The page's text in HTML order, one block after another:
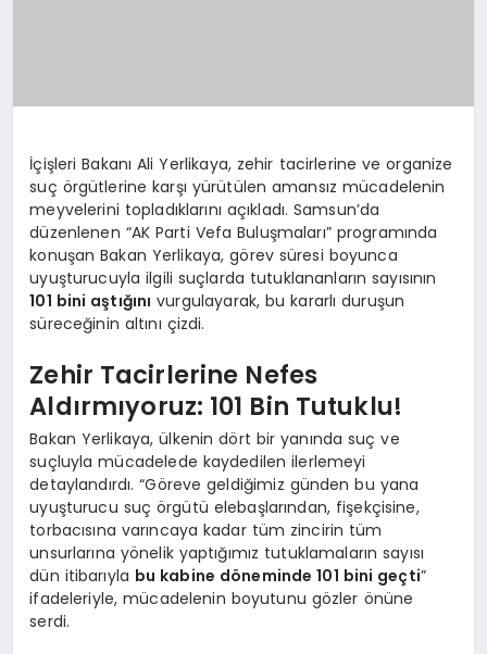
İçişleri Bakanı Ali Yerlikaya, zehir tacirlerine ve organize
suç örgütlerine karşı yürütülen amansız mücadelenin
meyvelerini topladıklarını açıkladı. Samsun’da
düzenlenen “AK Parti Vefa Buluşmaları” programında
konuşan Bakan Yerlikaya, görev süresi boyunca
uyuşturucuyla ilgili suçlarda tutuklananların sayısının
101 bini aştığını vurgulayarak, bu kararlı duruşun
süreceğinin altını çizdi.
Zehir Tacirlerine Nefes
Aldırmıyoruz: 101 Bin Tutuklu!
Bakan Yerlikaya, ülkenin dört bir yanında suç ve
suçluyla mücadelede kaydedilen ilerlemeyi
detaylandırdı. “Göreve geldiğimiz günden bu yana
uyuşturucu suç örgütü elebaşlarından, fişekçisine,
torbacısına varıncaya kadar tüm zincirin tüm
unsurlarına yönelik yaptığımız tutuklamaların sayısı
dün itibarıyla bu kabine döneminde 101 bini geçti”
ifadeleriyle, mücadelenin boyutunu gözler önüne
serdi.